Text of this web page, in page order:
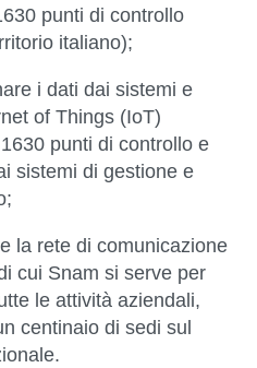
punti di controllo
italiano);
i dati dai sistemi e
of Things (IoT)
punti di controllo e
sistemi di gestione e
la rete di comunicazione
cui Snam si serve per
le attività aziendali,
centinaio di sedi sul